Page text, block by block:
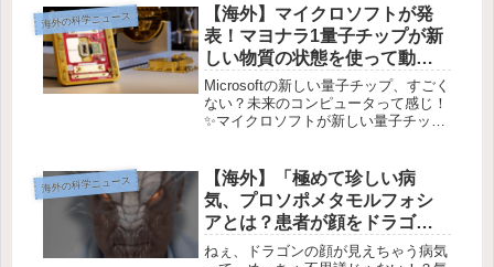
今日は、その知能について一緒に見て
いこうと思います！ヘビってどれく...
海外の科学ニュース
【海外】マイクロソフトが発
表！マヨナラ1量子チップが新
しい物質の状態を使って動作
するとか！
Microsoftの新しい量子チップ、すごく
ない？未来のコンピュータって感じ！
✨マイクロソフトが新しい量子チップ
プについてお話しします。名前は
「Majorana 1」で、こ...
海外の科学ニュース
【海外】「極めて珍しい病
気、プロソポメタモルフォシ
アとは？患者が顔をドラゴン
として認識する不思議な現
ねぇ、ドラゴンの顔が見えちゃう病気